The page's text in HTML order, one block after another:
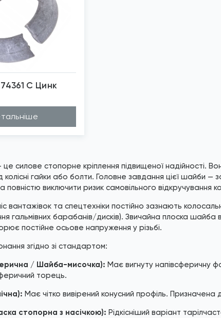
C Цинк
Зображені фото є...
це силове стопорне кріплення підвищеної надійності.
колісні гайки або болти. Головне завдання цієї шайби —
повністю виключити ризик самовільного відкручування
вантажівок та спецтехніки постійно зазнають
гальмівних барабанів/дисків). Звичайна плоска
постійне осьове напруження у різьбі.
згідно зі стандартом:
/ Шайба-мисочка): Має вигнуту напівсферичну
торець.
Має чітко вивірений конусний профіль.
стопорна з насічкою): Рідкісніший варіант